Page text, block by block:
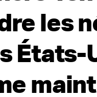
les
États-